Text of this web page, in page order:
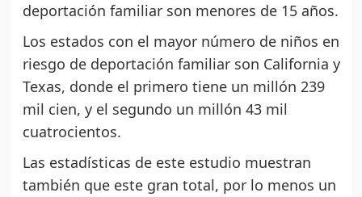
deportación familiar son menores de 15 años.
Los estados con el mayor número de niños en
riesgo de deportación familiar son California y
Texas, donde el primero tiene un millón 239
mil cien, y el segundo un millón 43 mil
cuatrocientos.
Las estadísticas de este estudio muestran
también que este gran total, por lo menos un